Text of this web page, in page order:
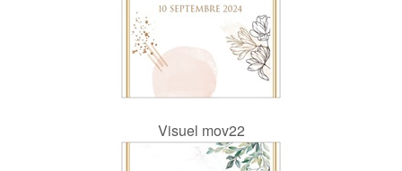
Visuel mov22